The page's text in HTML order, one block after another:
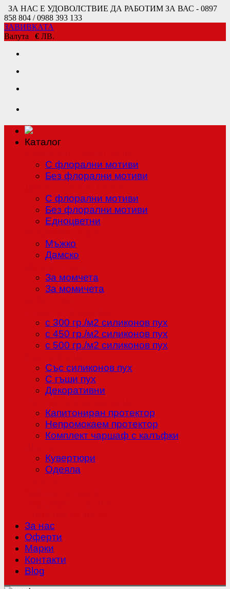
ЗА НАС Е УДОВОЛСТВИЕ ДА РАБОТИМ ЗА ВАС - 0897
858 804 / 0988 393 133
ЗАВИВКАТА
Валута € ЛВ.
Каталог
С флорални мотиви
Без флорални мотиви
С флорални мотиви
Без флорални мотиви
Едноцветни
Мъжко
Дамско
За момчета
За момичета
с 300 гр./м2 силиконов пух
с 450 гр./м2 силиконов пух
с 500 гр./м2 силиконов пух
Със силиконов пух
С гъши пух
Декоративни
Капитониран протектор
Непромокаем протектор
Комплект чаршаф с калъфки
Кувертюри
Одеяла
За нас
Оферти
Mарки
Контакти
Blog